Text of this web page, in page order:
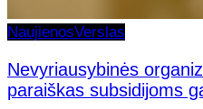
NaujienosVerslas
Nevyriausybinės
paraiškas subsidijoms